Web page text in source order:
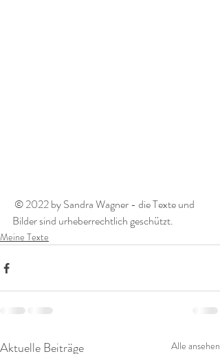
Bilder sind urheberrechtlich geschützt.
Meine Texte
Aktuelle Beiträge Alle ansehen